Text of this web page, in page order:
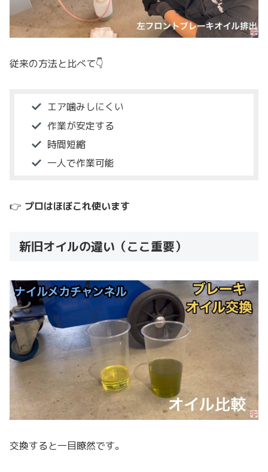
従来の方法と比べて👇
エア噛みしにくい
作業が安定する
時間短縮
一人で作業可能
👉 プロはほぼこれ使います
新旧オイルの違い（ここ重要）
交換すると一目瞭然です。